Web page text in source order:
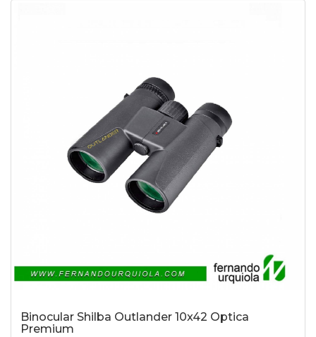
Binocular Shilba Outlander 10x42 Optica
Premium